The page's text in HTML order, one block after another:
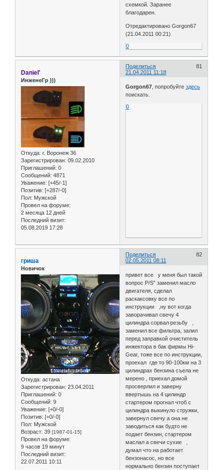
схемкой. Заранее
благодарен.
Отредактировано Gorgon67
(21.04.2011 00:21)
0
Поделиться
81
21.04.2011 11:18
Daniel'
ИнженеГр )))
Откуда: г. Воронеж 36
Зарегистрирован: 09.02.2010
Приглашений: 0
Сообщений: 4871
Уважение: [+45/-1]
Позитив: [+287/-0]
Пол: Мужской
Провел на форуме:
2 месяца 12 дней
Последний визит:
05.08.2019 17:28
Gorgon67 , попробуйтездесь
поискать.
0
Поделиться
82
02.05.2011 08:11
гриша
Новичок
Откуда: астана
Зарегистрирован: 23.04.2011
Приглашений: 0
Сообщений: 9
Уважение: [+0/-0]
Позитив: [+0/-0]
Пол: Мужской
Возраст: 39 [1987-01-15]
Провел на форуме:
9 часов 19 минут
Последний визит:
22.07.2011 10:11
привет все у меня был такой
вопрос P/S" заменил масло
двигателя, сделал
раскаксовку все по
инструкции ,ну вот когда
заворачивал свечу 4
цилиндра сорвал резьбу ,
заменил все фильтра, залил
перед заправкой очиститель
инжектора в бак фирмы Hi-
Gear, тоже все по инструкции,
проехал где то 90-100км на 3
цилиндрах бензина съела не
мерено , приехал домой
просверлил и заверну
ввертышь на 4 цилиндр
стартером прогнал чтоб с
цилиндра выкинуло стружки,
завернул свечу а она не
заводиться как будто не
подает бензин, стартером
маслал а свечи сухие ,
думал что на работает
бензонасос, но все
нормально бензин поступает